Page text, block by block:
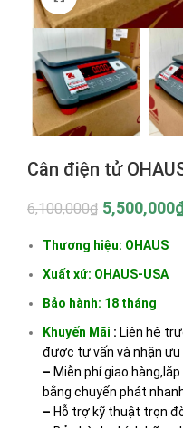
Cân điện tử
6,100,000₫ 5,500,000
Thương hiệu: OHAUS
Xuất xứ: OHAUS-USA
Bảo hành: 18 tháng
Khuyến Mãi : Liên hệ
được tư vấn và nhận
– Miễn phí giao
bằng chuyển phát
– Hỗ trợ kỹ thuật trọn